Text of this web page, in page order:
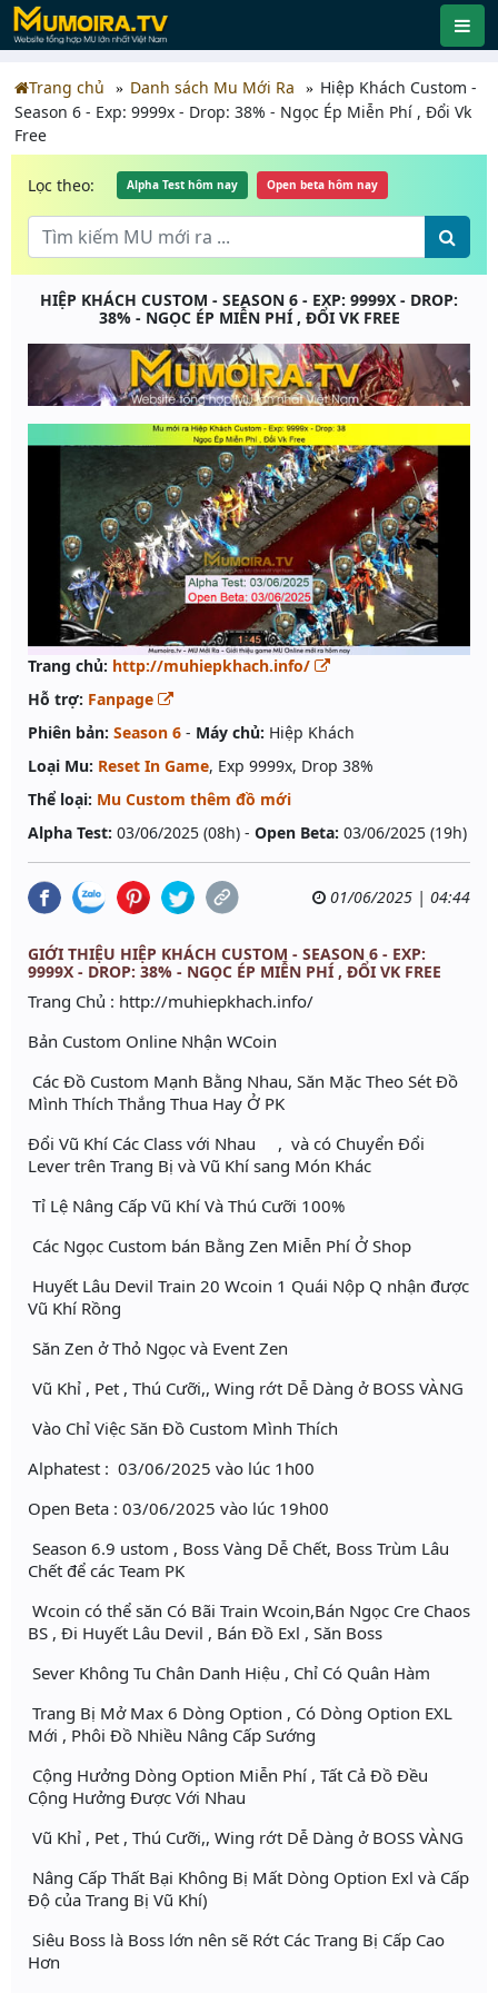
Trang chủ Danh sách Mu Mới Ra
Hiệp Khách Custom -
Season 6 - Exp: 9999x - Drop: 38% - Ngọc Ép Miễn Phí , Đổi Vk
Free
Lọc theo: Alpha Test hôm nay Open beta hôm nay
HIỆP KHÁCH CUSTOM - SEASON 6 - EXP: 9999X - DROP:
38% - NGỌC ÉP MIỄN PHÍ , ĐỔI VK FREE
Trang chủ: http://muhiepkhach.info/
Hỗ trợ: Fanpage
Phiên bản: Season 6 - Máy chủ: Hiệp Khách
Loại Mu: Reset In Game, Exp 9999x, Drop 38%
Thể loại: Mu Custom thêm đồ mới
Alpha Test: 03/06/2025 (08h) - Open Beta: 03/06/2025 (19h)
01/06/2025 | 04:44
GIỚI THIỆU HIỆP KHÁCH CUSTOM - SEASON 6 - EXP:
9999X - DROP: 38% - NGỌC ÉP MIỄN PHÍ , ĐỔI VK FREE
Trang Chủ : http://muhiepkhach.info/
Bản Custom Online Nhận WCoin
Các Đồ Custom Mạnh Bằng Nhau, Săn Mặc Theo Sét Đồ
Mình Thích Thắng Thua Hay Ở PK
Đổi Vũ Khí Các Class với Nhau , và có Chuyển Đổi
Lever trên Trang Bị và Vũ Khí sang Món Khác
Tỉ Lệ Nâng Cấp Vũ Khí Và Thú Cưỡi 100%
Các Ngọc Custom bán Bằng Zen Miễn Phí Ở Shop
Huyết Lâu Devil Train 20 Wcoin 1 Quái Nộp Q nhận được
Vũ Khí Rồng
Săn Zen ở Thỏ Ngọc và Event Zen
Vũ Khỉ , Pet , Thú Cưỡi,, Wing rớt Dễ Dàng ở BOSS VÀNG
Vào Chỉ Việc Săn Đồ Custom Mình Thích
Alphatest : 03/06/2025 vào lúc 1h00
Open Beta : 03/06/2025 vào lúc 19h00
Season 6.9 ustom , Boss Vàng Dễ Chết, Boss Trùm Lâu
Chết để các Team PK
Wcoin có thể săn Có Bãi Train Wcoin,Bán Ngọc Cre Chaos
BS , Đi Huyết Lâu Devil , Bán Đồ Exl , Săn Boss
Sever Không Tu Chân Danh Hiệu , Chỉ Có Quân Hàm
Trang Bị Mở Max 6 Dòng Option , Có Dòng Option EXL
Mới , Phôi Đồ Nhiều Nâng Cấp Sướng
Cộng Hưởng Dòng Option Miễn Phí , Tất Cả Đồ Đều
Cộng Hưởng Được Với Nhau
Vũ Khỉ , Pet , Thú Cưỡi,, Wing rớt Dễ Dàng ở BOSS VÀNG
Nâng Cấp Thất Bại Không Bị Mất Dòng Option Exl và Cấp
Độ của Trang Bị Vũ Khí)
Siêu Boss là Boss lớn nên sẽ Rớt Các Trang Bị Cấp Cao
Hơn